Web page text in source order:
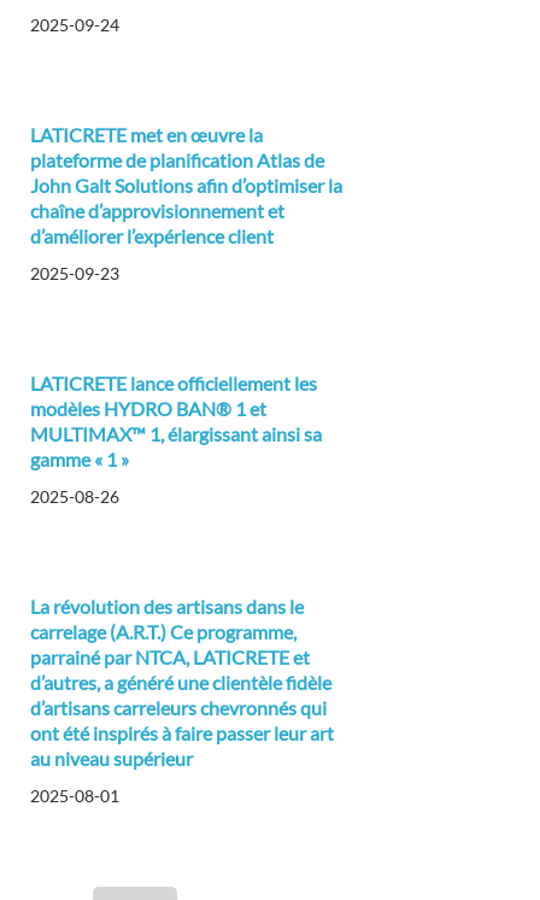
2025-09-24
LATICRETE met en œuvre la
plateforme de planification Atlas de
John Galt Solutions afin d’optimiser la
chaîne d’approvisionnement et
d’améliorer l’expérience client
2025-09-23
LATICRETE lance officiellement les
modèles HYDRO BAN® 1 et
MULTIMAX™ 1, élargissant ainsi sa
gamme « 1 »
2025-08-26
La révolution des artisans dans le
carrelage (A.R.T.) Ce programme,
parrainé par NTCA, LATICRETE et
d’autres, a généré une clientèle fidèle
d’artisans carreleurs chevronnés qui
ont été inspirés à faire passer leur art
au niveau supérieur
2025-08-01